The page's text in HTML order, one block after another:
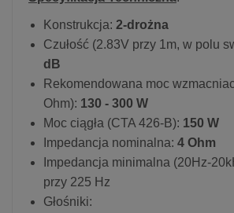
Konstrukcja: 2-drożna
Czułość (2.83V przy 1m, w polu
dB
Rekomendowana moc
Ohm): 130 - 300 W
Moc ciągła (CTA 426-B): 150 W​
Impedancja nominalna: 4 Ohm
Impedancja minimalna (20Hz-
przy 225 Hz
Głośniki: